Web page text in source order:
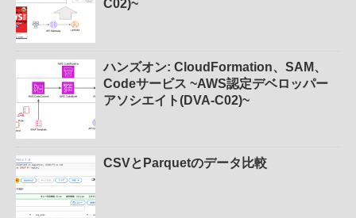
C02)~
ハンズオン: CloudFormation、SAM、
Codeサービス ~AWS認定デベロッパー
アソシエイト(DVA-C02)~
CSVとParquetのデータ比較